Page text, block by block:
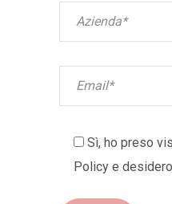
Sì, ho preso
Policy e